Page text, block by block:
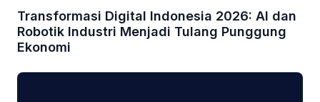
Transformasi Digital Indonesia 2026: AI dan
Robotik Industri Menjadi Tulang Punggung
Ekonomi